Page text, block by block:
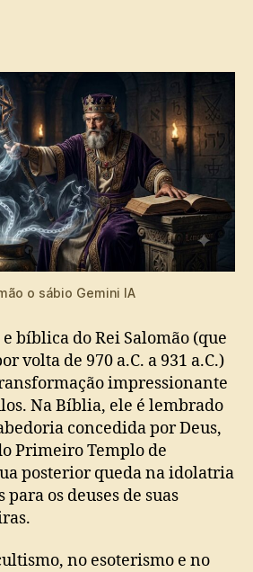
o sábio Gemini IA
bíblica do Rei Salomão (que
volta de 970 a.C. a 931 a.C.)
impressionante
Na Bíblia, ele é lembrado
concedida por Deus,
Primeiro Templo de
posterior queda na idolatria
os deuses de suas
no esoterismo e no